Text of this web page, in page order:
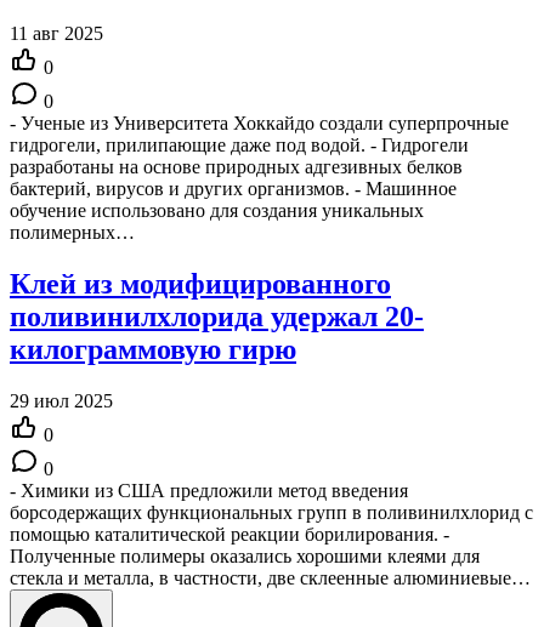
11 авг 2025
0
0
- Ученые из Университета Хоккайдо создали суперпрочные
гидрогели, прилипающие даже под водой. - Гидрогели
разработаны на основе природных адгезивных белков
бактерий, вирусов и других организмов. - Машинное
обучение использовано для создания уникальных
полимерных…
Клей из модифицированного
поливинилхлорида удержал 20-
килограммовую гирю
29 июл 2025
0
0
- Химики из США предложили метод введения
борсодержащих функциональных групп в поливинилхлорид с
помощью каталитической реакции борилирования. -
Полученные полимеры оказались хорошими клеями для
стекла и металла, в частности, две склеенные алюминиевые…